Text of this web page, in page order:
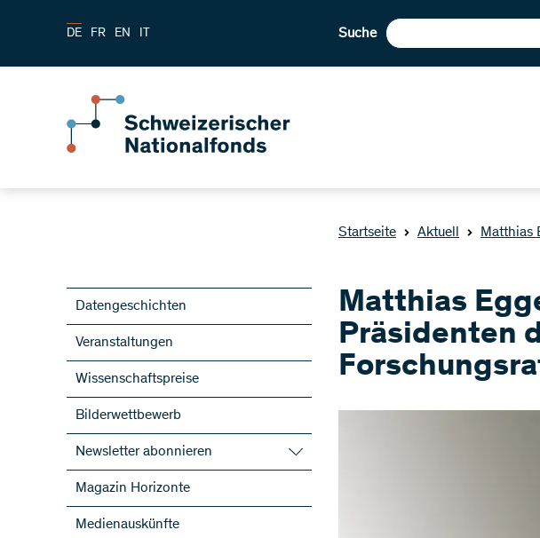
DE FR EN IT Suche
Startseite Aktuell Matthias
Datengeschichten
Veranstaltungen
Wissenschaftspreise
Bilderwettbewerb
Newsletter abonnieren
SNF-Newsletter abonnieren
Newsletter der NFP abonnieren
ScienceGeist
Magazin Horizonte
Medienauskünfte
Matthias
Präsidenten